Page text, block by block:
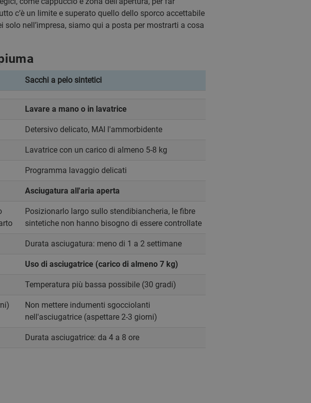
c’è un limite e superato quello dello sporco accettabile
nell’impresa, siamo qui a posta per mostrarti a cosa
Sacchi a pelo sintetici
Lavare a mano o in lavatrice
Detersivo delicato, MAI l'ammorbidente
Lavatrice con un carico di almeno 5-8 kg
Programma lavaggio delicati
Asciugatura all'aria aperta
Posizionarlo largo sullo stendibiancheria, le fibre
sintetiche non hanno bisogno di essere controllate
Durata asciugatura: meno di 1 a 2 settimane
Uso di asciugatrice (carico di almeno 7 kg)
Temperatura più bassa possibile (30 gradi)
Non mettere indumenti sgocciolanti
nell'asciugatrice (aspettare 2-3 giorni)
Durata asciugatrice: da 4 a 8 ore